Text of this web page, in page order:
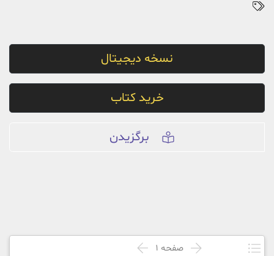
نسخه دیجیتال
خرید کتاب
برگزیدن
صفحه 1